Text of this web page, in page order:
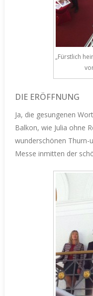
„Fürstlich
DIE ERÖFFNUNG
Ja, die gesungenen
Balkon, wie Julia ohne
wunderschönen Thurn-
Messe inmitten der